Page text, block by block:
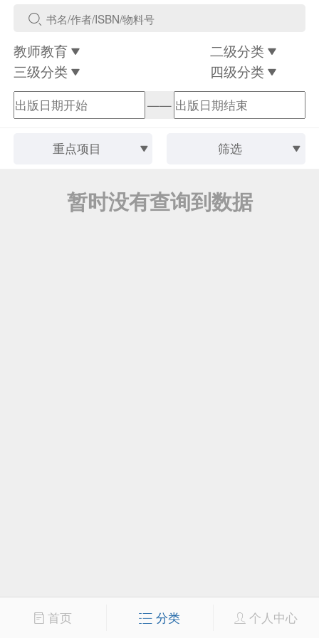
教师教育
二级分类
三级分类
四级分类
——
重点项目 筛选
暂时没有查询到数据
首页 分类 个人中心